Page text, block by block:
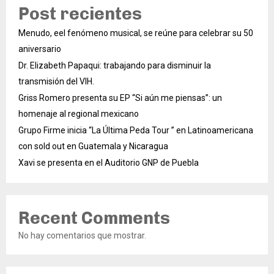
Post recientes
Menudo, eel fenómeno musical, se reúne para celebrar su 50
aniversario
Dr. Elizabeth Papaqui: trabajando para disminuir la
transmisión del VIH.
Griss Romero presenta su EP “Si aún me piensas”: un
homenaje al regional mexicano
Grupo Firme inicia “La Última Peda Tour ” en Latinoamericana
con sold out en Guatemala y Nicaragua
Xavi se presenta en el Auditorio GNP de Puebla
Recent Comments
No hay comentarios que mostrar.